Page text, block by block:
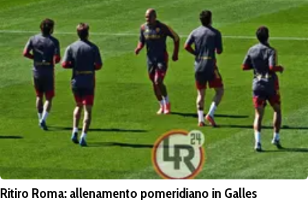
Ritiro Roma: allenamento pomeridiano in Galles